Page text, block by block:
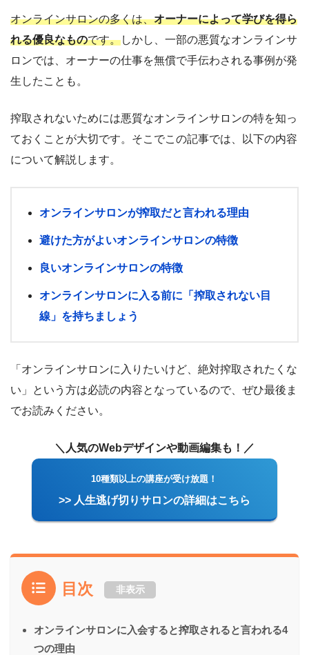
オンラインサロンの多くは、オーナーによって学びを得ら
れる優良なものです。しかし、一部の悪質なオンラインサ
ロンでは、オーナーの仕事を無償で手伝わされる事例が発
生したことも。
搾取されないためには悪質なオンラインサロンの特を知っ
ておくことが大切です。そこでこの記事では、以下の内容
について解説します。
オンラインサロンが搾取だと言われる理由
避けた方がよいオンラインサロンの特徴
良いオンラインサロンの特徴
オンラインサロンに入る前に「搾取されない目
線」を持ちましょう
「オンラインサロンに入りたいけど、絶対搾取されたくな
い」という方は必読の内容となっているので、ぜひ最後ま
でお読みください。
＼人気のWebデザインや動画編集も！／
10種類以上の講座が受け放題！
>> 人生逃げ切りサロンの詳細はこちら
目次 非表示
オンラインサロンに入会すると搾取されると言われる4
つの理由